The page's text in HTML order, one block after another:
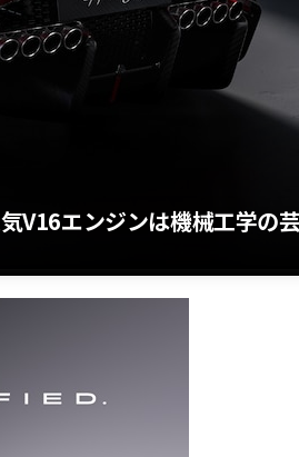
V16エンジンは機械工学の